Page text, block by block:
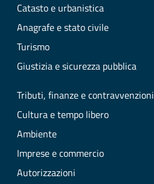
Catasto e urbanistica
Anagrafe e stato civile
Turismo
Giustizia e sicurezza pubblica
Tributi, finanze e contravvenzioni
Cultura e tempo libero
Ambiente
Imprese e commercio
Autorizzazioni